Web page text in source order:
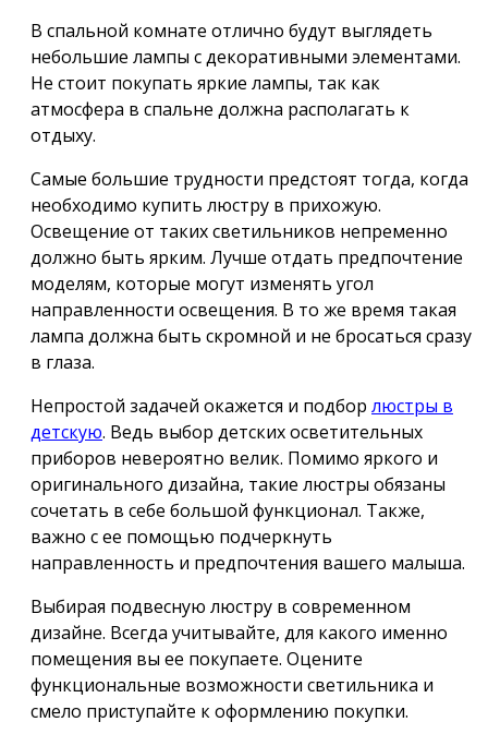
В спальной комнате отлично будут выглядеть
небольшие лампы с декоративными элементами.
Не стоит покупать яркие лампы, так как
атмосфера в спальне должна располагать к
отдыху.
Самые большие трудности предстоят тогда, когда
необходимо купить люстру в прихожую.
Освещение от таких светильников непременно
должно быть ярким. Лучше отдать предпочтение
моделям, которые могут изменять угол
направленности освещения. В то же время такая
лампа должна быть скромной и не бросаться сразу
в глаза.
Непростой задачей окажется и подбор люстры в
детскую. Ведь выбор детских осветительных
приборов невероятно велик. Помимо яркого и
оригинального дизайна, такие люстры обязаны
сочетать в себе большой функционал. Также,
важно с ее помощью подчеркнуть
направленность и предпочтения вашего малыша.
Выбирая подвесную люстру в современном
дизайне. Всегда учитывайте, для какого именно
помещения вы ее покупаете. Оцените
функциональные возможности светильника и
смело приступайте к оформлению покупки.